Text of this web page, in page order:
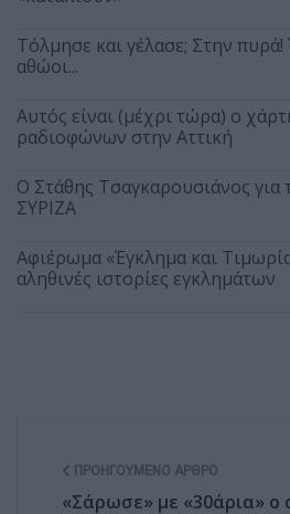
Τόλμησε και γέλασε; Στην πυρά!
αθώοι...
Αυτός είναι (μέχρι τώρα) ο
ραδιοφώνων στην Αττική
Ο Στάθης Τσαγκαρουσιάνος για
ΣΥΡΙΖΑ
Αφιέρωμα «Έγκλημα και
αληθινές ιστορίες εγκλημάτων
ΠΡΟΗΓΟΎΜΕΝΟ ΆΡΘΡΟ
«Σάρωσε» με «30άρια» ο